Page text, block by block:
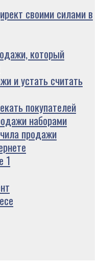
своими силами в
который
и устать считать
покупателей
наборами
продажи
1